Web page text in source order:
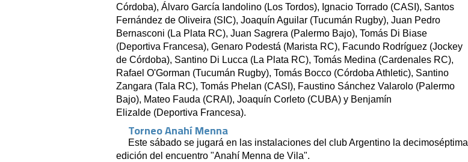
Córdoba), Álvaro García Iandolino (Los Tordos), Ignacio Torrado (CASI), Santos
Fernández de Oliveira (SIC), Joaquín Aguilar (Tucumán Rugby), Juan Pedro
Bernasconi (La Plata RC), Juan Sagrera (Palermo Bajo), Tomás Di Biase
(Deportiva Francesa), Genaro Podestá (Marista RC), Facundo Rodríguez (Jockey
de Córdoba), Santino Di Lucca (La Plata RC), Tomás Medina (Cardenales RC),
Rafael O'Gorman (Tucumán Rugby), Tomás Bocco (Córdoba Athletic), Santino
Zangara (Tala RC), Tomás Phelan (CASI), Faustino Sánchez Valarolo (Palermo
Bajo), Mateo Fauda (CRAI), Joaquín Corleto (CUBA) y Benjamín
Elizalde (Deportiva Francesa).
Torneo Anahí Menna
Este sábado se jugará en las instalaciones del club Argentino la decimoséptima
edición del encuentro "Anahí Menna de Vila".